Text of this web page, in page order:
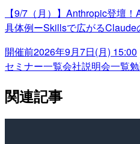
【9/7（月）】Anthropic登壇
具体例ーSkillsで広がるClaude
開催前2026年9月7日(月) 15:00
セミナー一覧会社説明会一覧
関連記事